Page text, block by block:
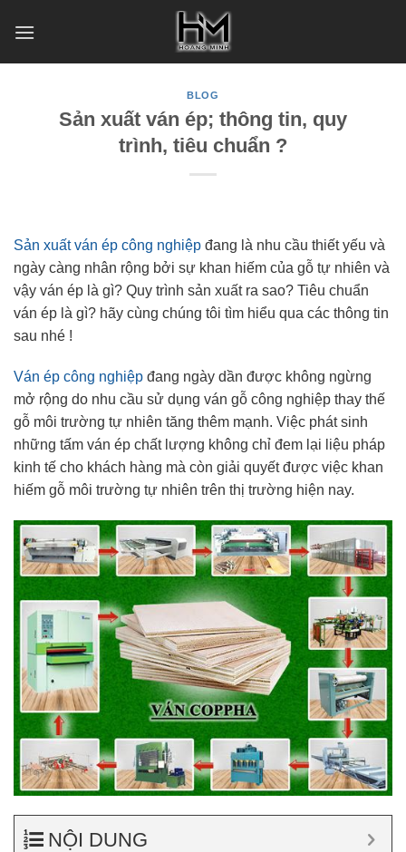
BLOG
Sản xuất ván ép; thông tin, quy
trình, tiêu chuẩn ?
Sản xuất ván ép công nghiệp đang là nhu cầu thiết yếu và
ngày càng nhân rộng bởi sự khan hiếm của gỗ tự nhiên và
vậy ván ép là gì? Quy trình sản xuất ra sao? Tiêu chuẩn
ván ép là gì? hãy cùng chúng tôi tìm hiểu qua các thông tin
sau nhé !
Ván ép công nghiệp đang ngày dần được không ngừng
mở rộng do nhu cầu sử dụng ván gỗ công nghiệp thay thế
gỗ môi trường tự nhiên tăng thêm mạnh. Việc phát sinh
những tấm ván ép chất lượng không chỉ đem lại liệu pháp
kinh tế cho khách hàng mà còn giải quyết được việc khan
hiếm gỗ môi trường tự nhiên trên thị trường hiện nay.
NỘI DUNG